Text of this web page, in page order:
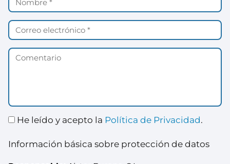
He leído y acepto la Política de Privacidad.
Información básica sobre protección de datos